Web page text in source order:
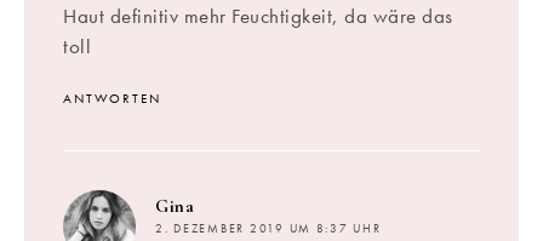
Haut definitiv mehr Feuchtigkeit, da wäre das
toll
ANTWORTEN
Gina
2. DEZEMBER 2019 UM 8:37 UHR